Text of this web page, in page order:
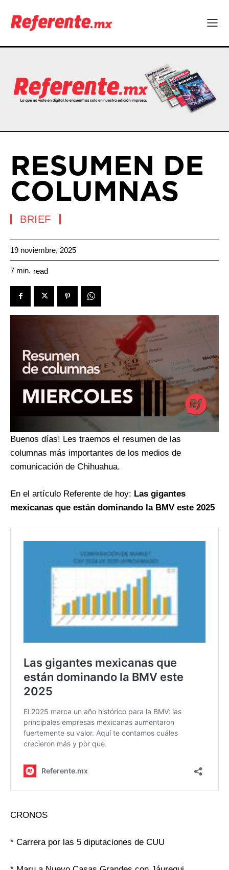
RESUMEN DE
COLUMNAS
BRIEF
19 noviembre, 2025
7 min. read
Buenos días! Les traemos el resumen de las
columnas más importantes de los medios de
comunicación de Chihuahua.
En el artículo Referente de hoy: Las gigantes
mexicanas que están dominando la BMV este 2025
CRONOS
* Carrera por las 5 diputaciones de CUU